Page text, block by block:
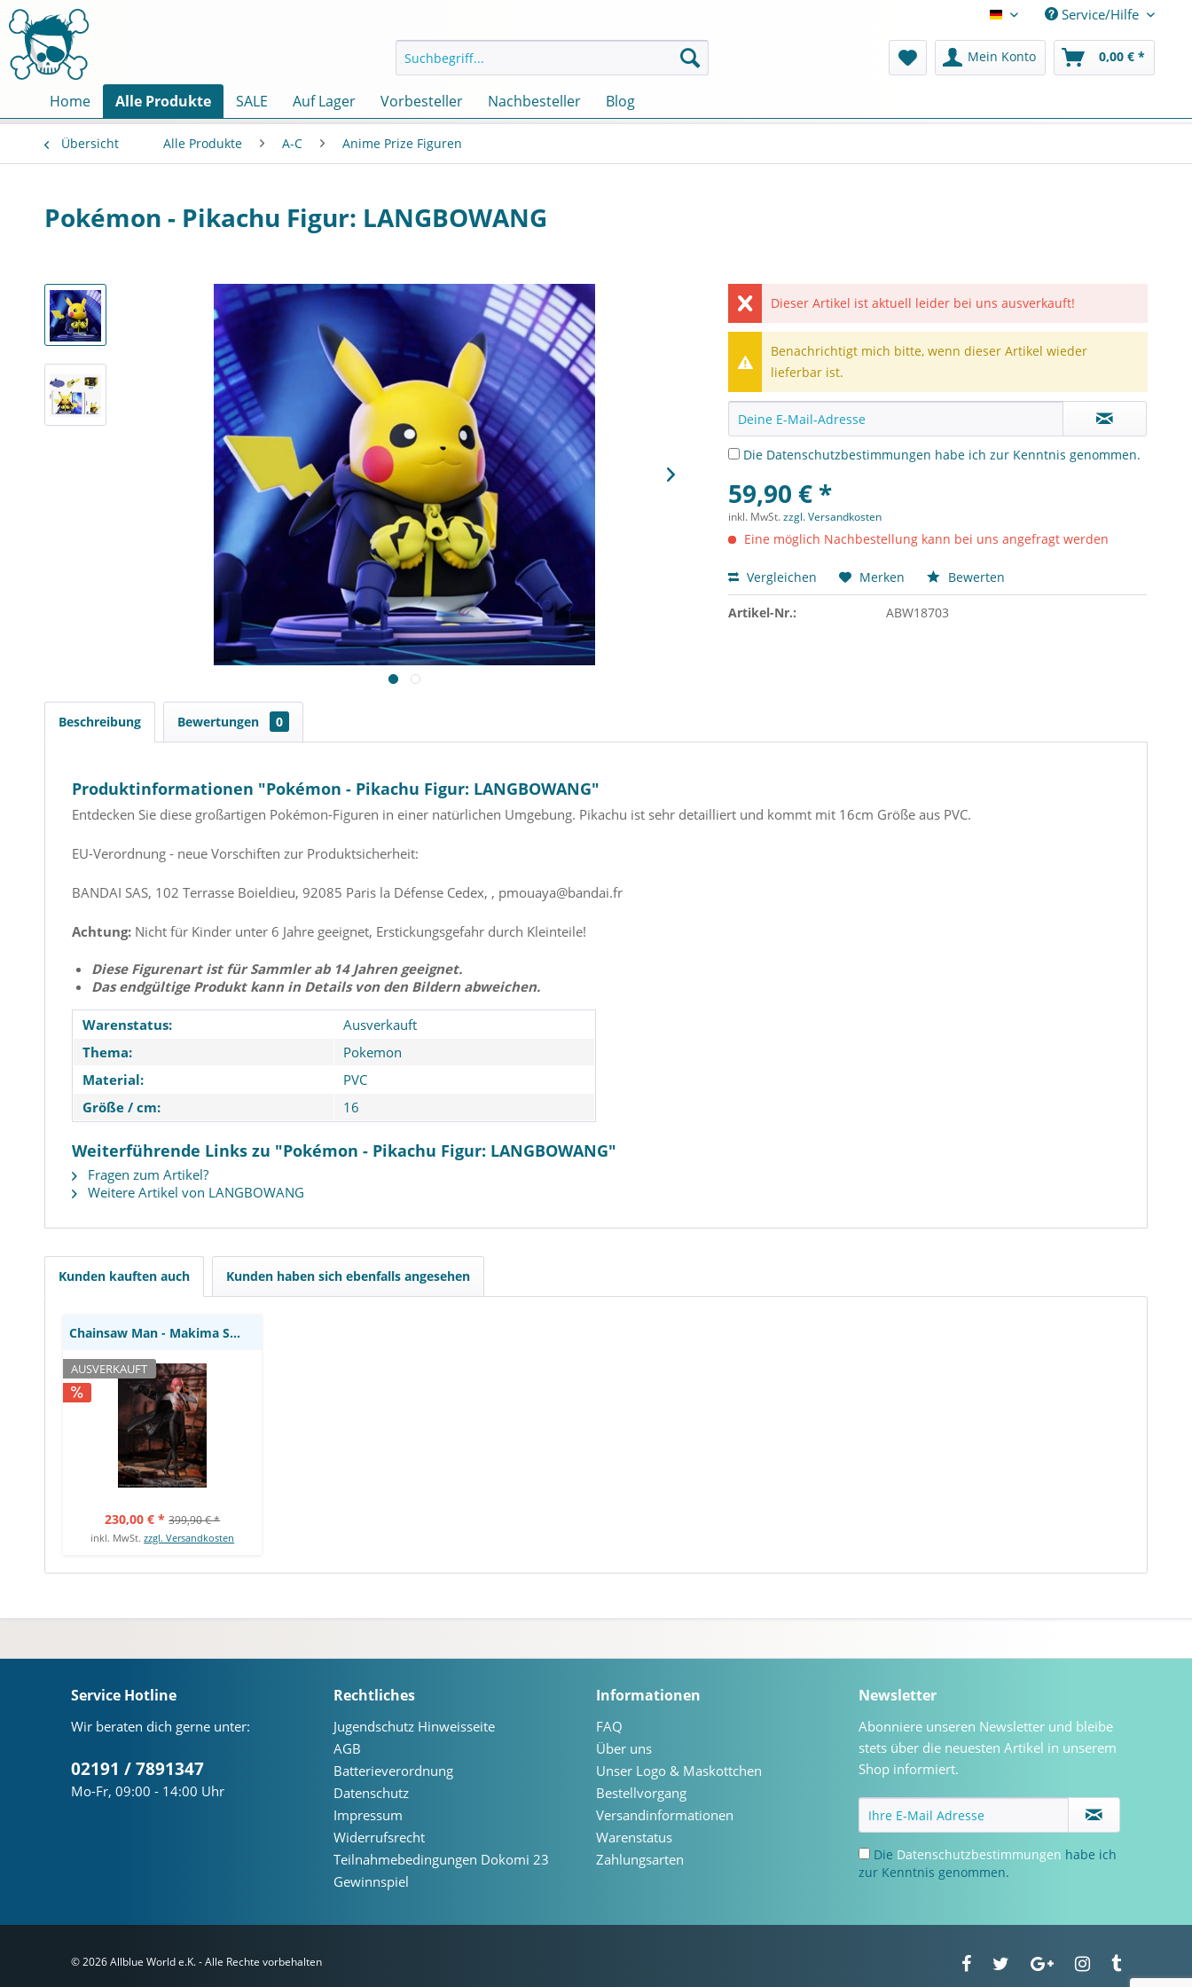
Deutsch Service/Hilfe
Mein Konto 0,00 € *
Home Alle Produkte SALE Auf Lager Vorbesteller Nachbesteller Blog
Übersicht Alle Produkte A-C Anime Prize Figuren
Pokémon - Pikachu Figur: LANGBOWANG
Dieser Artikel ist aktuell leider bei uns ausverkauft!
Benachrichtigt mich bitte, wenn dieser Artikel wieder
lieferbar ist.
Die Datenschutzbestimmungen habe ich zur Kenntnis genommen.
59,90 € *
inkl. MwSt.zzgl. Versandkosten
Eine möglich Nachbestellung kann bei uns angefragt werden
Vergleichen Merken Bewerten
Artikel-Nr.: ABW18703
Beschreibung Bewertungen 0
Produktinformationen "Pokémon - Pikachu Figur: LANGBOWANG"
Entdecken Sie diese großartigen Pokémon-Figuren in einer natürlichen Umgebung. Pikachu ist sehr detailliert und kommt mit 16cm Größe aus PVC.
EU-Verordnung - neue Vorschiften zur Produktsicherheit:
BANDAI SAS, 102 Terrasse Boieldieu, 92085 Paris la Défense Cedex, , pmouaya@bandai.fr
Achtung: Nicht für Kinder unter 6 Jahre geeignet, Erstickungsgefahr durch Kleinteile!
Diese Figurenart ist für Sammler ab 14 Jahren geeignet.
Das endgültige Produkt kann in Details von den Bildern abweichen.
Warenstatus:
Ausverkauft
Thema:
Pokemon
Material:
PVC
Größe / cm:
16
Weiterführende Links zu "Pokémon - Pikachu Figur: LANGBOWANG"
Fragen zum Artikel?
Weitere Artikel von LANGBOWANG
Kunden kauften auch Kunden haben sich ebenfalls angesehen
Chainsaw Man - Makima
AUSVERKAUFT
Chainsaw Man - Makima Statue: Estream
230,00 € * 399,90 € *
inkl. MwSt.zzgl. Versandkosten
Service Hotline
Wir beraten dich gerne unter:
02191 / 7891347
Mo-Fr, 09:00 - 14:00 Uhr
Rechtliches
Jugendschutz Hinweisseite
AGB
Batterieverordnung
Datenschutz
Impressum
Widerrufsrecht
Teilnahmebedingungen Dokomi 23
Gewinnspiel
Informationen
FAQ
Über uns
Unser Logo & Maskottchen
Bestellvorgang
Versandinformationen
Warenstatus
Zahlungsarten
Newsletter
Abonniere unseren Newsletter und bleibe
stets über die neuesten Artikel in unserem
Shop informiert.
Die Datenschutzbestimmungen habe ich
zur Kenntnis genommen.
© 2026 Allblue World e.K. - Alle Rechte vorbehalten